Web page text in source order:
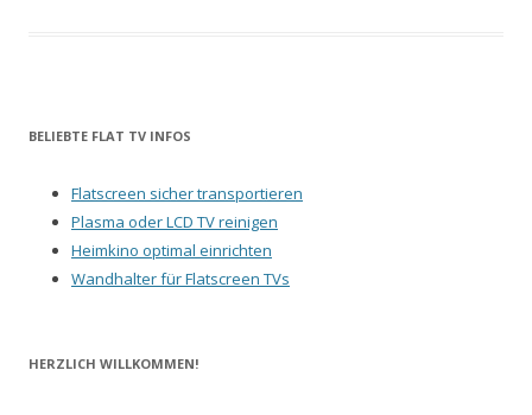
BELIEBTE FLAT TV INFOS
Flatscreen sicher transportieren
Plasma oder LCD TV reinigen
Heimkino optimal einrichten
Wandhalter für Flatscreen TVs
HERZLICH WILLKOMMEN!